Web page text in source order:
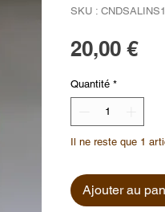
SKU : CNDSALINS1
20,00 €Prix
Quantité *
Il ne reste que 1
Ajouter au